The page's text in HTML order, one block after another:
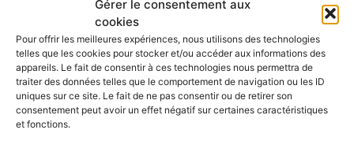
Gérer le consentement aux
cookies
Pour offrir les meilleures expériences, nous utilisons des technologies
telles que les cookies pour stocker et/ou accéder aux informations des
appareils. Le fait de consentir à ces technologies nous permettra de
traiter des données telles que le comportement de navigation ou les ID
uniques sur ce site. Le fait de ne pas consentir ou de retirer son
consentement peut avoir un effet négatif sur certaines caractéristiques
et fonctions.
Visite guidée pour les groupes sur réservations
0468311970
www.assoc-notre-dame-marceille.fr